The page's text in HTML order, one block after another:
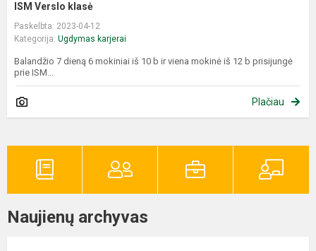
ISM Verslo klasė
Paskelbta: 2023-04-12
Kategorija: Ugdymas karjerai
Balandžio 7 dieną 6 mokiniai iš 10 b ir viena mokinė iš 12 b prisijungė
prie ISM...
Plačiau
Naujienų archyvas